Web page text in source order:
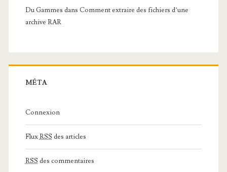
Du Gammes dans Comment extraire des fichiers d’une
archive RAR
MÉTA
Connexion
FluxRSS des articles
RSS des commentaires